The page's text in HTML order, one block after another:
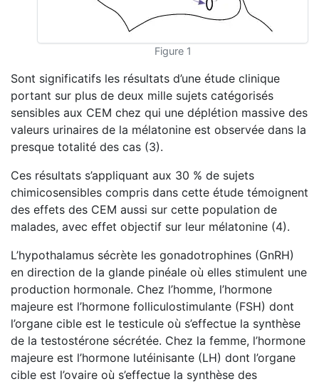
Figure 1
Sont significatifs les résultats d’une étude clinique
portant sur plus de deux mille sujets catégorisés
sensibles aux CEM chez qui une déplétion massive des
valeurs urinaires de la mélatonine est observée dans la
presque totalité des cas (3).
Ces résultats s’appliquant aux 30 % de sujets
chimicosensibles compris dans cette étude témoignent
des effets des CEM aussi sur cette population de
malades, avec effet objectif sur leur mélatonine (4).
L’hypothalamus sécrète les gonadotrophines (GnRH)
en direction de la glande pinéale où elles stimulent une
production hormonale. Chez l’homme, l’hormone
majeure est l’hormone folliculostimulante (FSH) dont
l’organe cible est le testicule où s’effectue la synthèse
de la testostérone sécrétée. Chez la femme, l’hormone
majeure est l’hormone lutéinisante (LH) dont l’organe
cible est l’ovaire où s’effectue la synthèse des